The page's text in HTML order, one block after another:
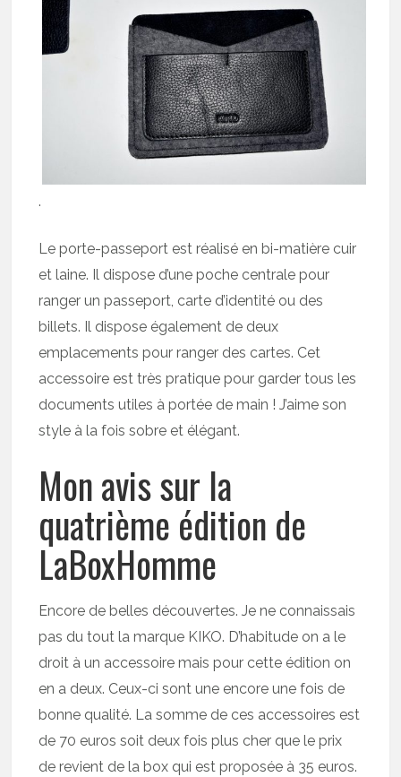
.
Le porte-passeport est réalisé en bi-matière cuir
et laine. Il dispose d’une poche centrale pour
ranger un passeport, carte d’identité ou des
billets. Il dispose également de deux
emplacements pour ranger des cartes. Cet
accessoire est très pratique pour garder tous les
documents utiles à portée de main ! J’aime son
style à la fois sobre et élégant.
Mon avis sur la
quatrième édition de
LaBoxHomme
Encore de belles découvertes. Je ne connaissais
pas du tout la marque KIKO. D’habitude on a le
droit à un accessoire mais pour cette édition on
en a deux. Ceux-ci sont une encore une fois de
bonne qualité. La somme de ces accessoires est
de 70 euros soit deux fois plus cher que le prix
de revient de la box qui est proposée à 35 euros.